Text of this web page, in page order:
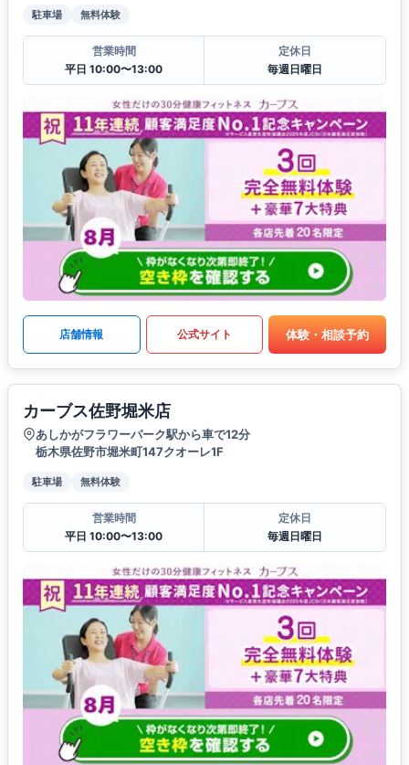
駐車場 無料体験
営業時間
平日 10:00〜13:00
定休日
毎週日曜日
店舗情報 公式サイト 体験・相談予約
カーブス佐野堀米店
あしかがフラワーパーク駅から車で12分
栃木県佐野市堀米町147クオーレ1F
駐車場 無料体験
営業時間
平日 10:00〜13:00
定休日
毎週日曜日